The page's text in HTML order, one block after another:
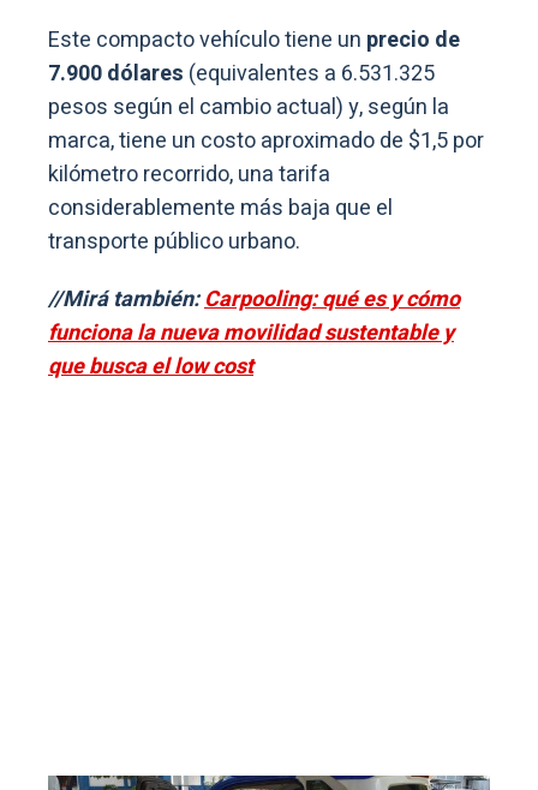
Este compacto vehículo tiene un precio de
7.900 dólares (equivalentes a 6.531.325
pesos según el cambio actual) y, según la
marca, tiene un costo aproximado de $1,5 por
kilómetro recorrido, una tarifa
considerablemente más baja que el
transporte público urbano.
//Mirá también:Carpooling: qué es y cómo
funciona la nueva movilidad sustentable y
que busca el low cost